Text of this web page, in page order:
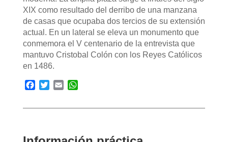
XIX como resultado del derribo de una manzana
de casas que ocupaba dos tercios de su extensión
actual. En un lateral se eleva un monumento que
conmemora el V centenario de la entrevista que
mantuvo Cristobal Colón con los Reyes Católicos
en 1486.
Facebook
TwitterEmail